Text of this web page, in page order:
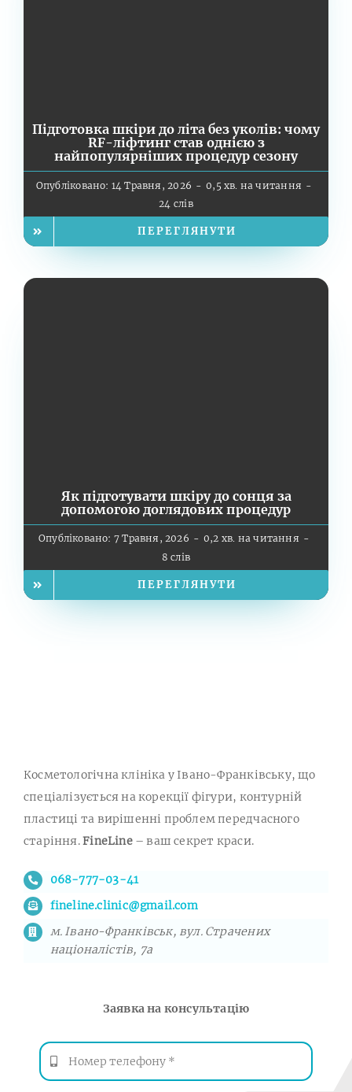
Підготовка шкіри до літа без уколів: чому
RF-ліфтинг став однією з
найпопулярніших процедур сезону
Опубліковано: 14 Травня, 2026 - 0,5 хв. на читання -
24 слів
ПЕРЕГЛЯНУТИ
Як підготувати шкіру до сонця за
допомогою доглядових процедур
Опубліковано: 7 Травня, 2026 - 0,2 хв. на читання -
8 слів
ПЕРЕГЛЯНУТИ
Косметологічна клініка у Івано-Франківську, що
спеціалізується на корекції фігури, контурній
пластиці та вирішенні проблем передчасного
старіння.FineLine– ваш секрет краси.
068-777-03-41
fineline.clinic@gmail.com
м. Івано-Франківськ, вул. Страчених
націоналістів, 7а
Заявка на консультацію